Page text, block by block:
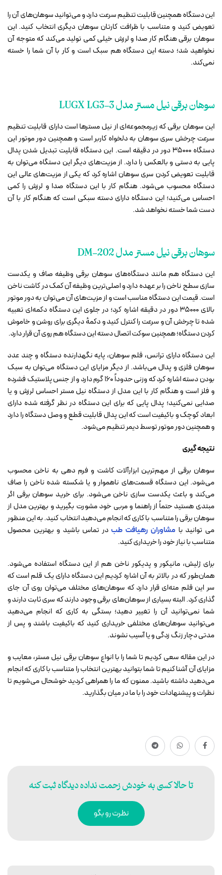
این دستگاه همچنین قابلیت تنظیم سرعت دارد و می‌توانید سوهان‌های آن را
تعویض کنید و متناسب با ظرافت کارتان سوهان دیگری انتخاب کنید. این
سوهان برقی هنگام کار صدا و لرزش خیلی کمی تولید می‌کند که متوجه آن
نخواهید شد؛ دسته این دستگاه هم سبک است و کار با آن شما را خسته
نمی‌کند.
سوهان برقی نیل مستر مدل LUGX LG3-3
این سوهان برقی که زیرمجموعه‌ای از نیل مسترها است دارای قابلیت تنظیم
سرعت چرخش سری سوهان به دلخواه کاربر است و همچنین دور موتور این
دستگاه 35000 دور در دقیقه است. این دستگاه قابلیت تبدیل شدن پدال
پایی به دستی و بالعکس را دارد. از مزیت‌های دیگر این دستگاه می‌توان به
قابلیت تعویض کردن سری سوهان اشاره کرد که یکی از مزیت‌های عالی این
دستگاه محسوب می‌شود. هنگام کار با این دستگاه صدا و لرزش را کمی
احساس می‌کنید؛ این دستگاه دارای دسته سبکی است که هنگام کار با آن
دست شما خسته نخواهد شد.
سوهان برقی نیل مستر مدل DM-202
این دستگاه هم مانند دستگاه‌های سوهان برقی وظیفه صاف و یکدست
سازی سطح ناخن را بر عهده دارد و اصلی‌ترین وظیفه آن کمک در کاشت ناخن
است. قیمت این دستگاه مناسب است و از مزیت‌های آن می‌توان به دور موتور
بالای 35000 دور در دقیقه اشاره کرد؛ در جلوی این دستگاه دکمه‌ای تعبیه
شده تا چرخش آن و سرعت را کنترل کنید و دکمهٔ دیگری برای روشن و خاموش
کردن دستگاه؛ همچنین سوکت اتصال دسته این دستگاه هم روی آن قرار دارد.
این دستگاه دارای ترانس، قلم سوهان، پایه نگهدارنده دستگاه و چند عدد
سوهان فلزی و پدال می‌باشد. از دیگر مزایای این دستگاه می‌توان به سبک
بودن دسته اشاره کرد که وزنی حدوداً 160 گرم دارد و از جنس پلاستیک فشرده
و فلز است و هنگام کار با این مدل از دستگاه نیل مستر احساس لرزش و یا
صدایی نمی‌کنید؛ پدال پایی که برای این دستگاه در نظر گرفته شده دارای
ابعاد کوچک و باکیفیت است که این پدال قابلیت قطع و وصل دستگاه را دارد
و همچنین دور موتور توسط دیمر تنظیم می‌شود.
نتیجه گیری
سوهان برقی از مهم‌ترین ابزارآلات کاشت و فرم دهی به ناخن محسوب
می‌شود. این دستگاه قسمت‌های ناهموار و یا شکسته شده ناخن را صاف
می‌کند و باعث یکدست سازی ناخن می‌شود. برای خرید سوهان برقی اگر
مبتدی هستید حتماً از راهنما و مربی خود مشورت بگیرید و بهترین مدل از
سوهان برقی را متناسب با کاری که انجام می‌دهید انتخاب کنید. به این منظور
می توانید با مشاوران رهیافت طبدر تماس باشید و بهترین محصول
متناسب با نیاز خود را خریداری کنید.
برای ژلیش، مانیکور و پدیکور ناخن هم از این دستگاه استفاده می‌شود.
همان‌طور که در بالاتر به آن اشاره کردیم این دستگاه دارای یک قلم است که
سر این قلم مته‌ای قرار دارد که سوهان‌های مختلف می‌توان روی آن جای
گذاری کرد. البته بسیاری از سوهان‌های برقی وجود دارند که سری ثابت دارند و
شما نمی‌توانید آن را تغییر دهید؛ بستگی به کاری که انجام می‌دهید
می‌توانید سوهان‌های مختلفی خریداری کنید که باکیفیت باشند و پس از
مدتی دچار زنگ زدگی و یا آسیب نشوند.
در این مقاله سعی کردیم تا شما را با انواع سوهان برقی نیل مستر، معایب و
مزایای آن آشنا کنیم تا شما بتوانید بهترین انتخاب را متناسب با کاری که انجام
می‌دهید داشته باشید. ممنون که ما را همراهی کردید خوشحال می‌شویم تا
نظرات و پیشنهادات خود را با ما در میان بگذارید.
تا حالا کسی به خودش زحمت نداده دیدگاه ثبت کنه
نظرت رو بگو